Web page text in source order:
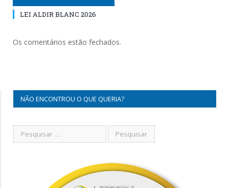
LEI ALDIR BLANC 2026
Os comentários estão fechados.
NÃO ENCONTROU O QUE QUERIA?